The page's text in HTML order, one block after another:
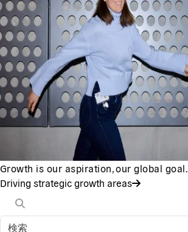
Growth is our aspiration, our global goal.
Driving strategic growth areas